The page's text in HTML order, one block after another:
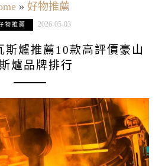
» 好物推薦
物推薦 2026-05-03
斯爐推薦10款高評價豪山
爐品牌排行